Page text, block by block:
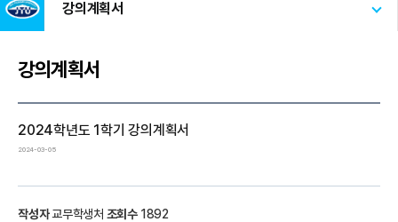
강의계획서
강의계획서
2024학년도 1학기 강의계획서
2024-03-05
작성자교무학생처 조회수 1892